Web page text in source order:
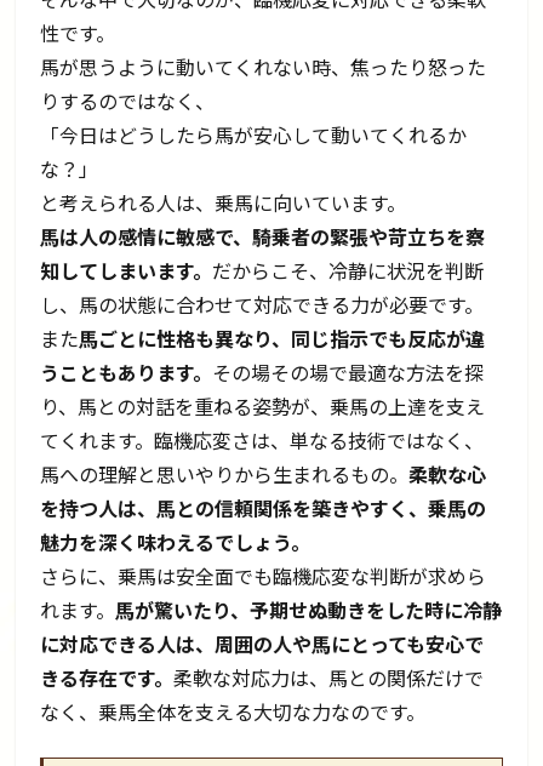
性です。
馬が思うように動いてくれない時、焦ったり怒った
りするのではなく、
「今日はどうしたら馬が安心して動いてくれるか
な？」
と考えられる人は、乗馬に向いています。
馬は人の感情に敏感で、騎乗者の緊張や苛立ちを察
知してしまいます。 だからこそ、冷静に状況を判断
し、馬の状態に合わせて対応できる力が必要です。
また馬ごとに性格も異なり、同じ指示でも反応が違
うこともあります。 その場その場で最適な方法を探
り、馬との対話を重ねる姿勢が、乗馬の上達を支え
てくれます。臨機応変さは、単なる技術ではなく、
馬への理解と思いやりから生まれるもの。柔軟な心
を持つ人は、馬との信頼関係を築きやすく、乗馬の
魅力を深く味わえるでしょう。
さらに、乗馬は安全面でも臨機応変な判断が求めら
れます。 馬が驚いたり、予期せぬ動きをした時に冷静
に対応できる人は、周囲の人や馬にとっても安心で
きる存在です。柔軟な対応力は、馬との関係だけで
なく、乗馬全体を支える大切な力なのです。